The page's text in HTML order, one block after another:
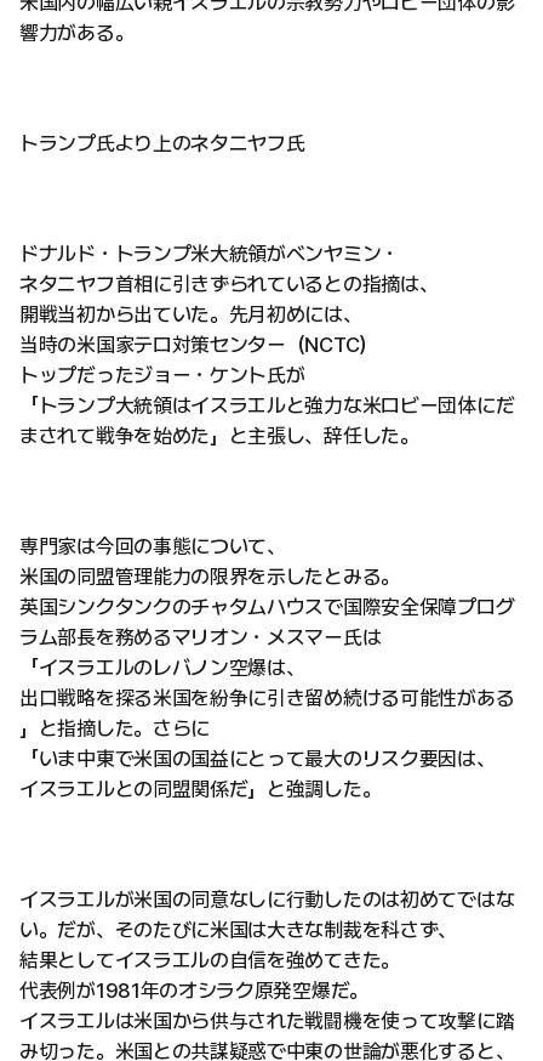
響力がある。
トランプ氏より上のネタニヤフ氏
ドナルド・トランプ米大統領がベンヤミン・
ネタニヤフ首相に引きずられているとの指摘は、
開戦当初から出ていた。先月初めには、
当時の米国家テロ対策センター（NCTC）
トップだったジョー・ケント氏が
「トランプ大統領はイスラエルと強力な米ロビー団体にだ
まされて戦争を始めた」と主張し、辞任した。
専門家は今回の事態について、
米国の同盟管理能力の限界を示したとみる。
英国シンクタンクのチャタムハウスで国際安全保障プログ
ラム部長を務めるマリオン・メスマー氏は
「イスラエルのレバノン空爆は、
出口戦略を探る米国を紛争に引き留め続ける可能性がある
」と指摘した。さらに
「いま中東で米国の国益にとって最大のリスク要因は、
イスラエルとの同盟関係だ」と強調した。
イスラエルが米国の同意なしに行動したのは初めてではな
い。だが、そのたびに米国は大きな制裁を科さず、
結果としてイスラエルの自信を強めてきた。
代表例が1981年のオシラク原発空爆だ。
イスラエルは米国から供与された戦闘機を使って攻撃に踏
み切った。米国との共謀疑惑で中東の世論が悪化すると、